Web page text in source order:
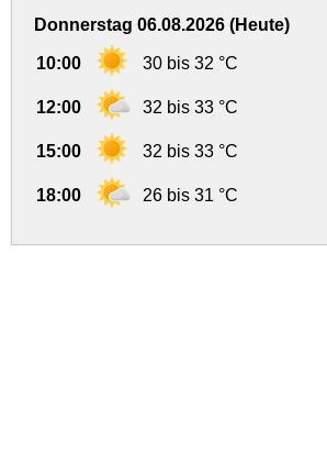
Donnerstag 06.08.2026 (Heute)
10:00 30 bis 32 °C
12:00 32 bis 33 °C
15:00 32 bis 33 °C
18:00 26 bis 31 °C